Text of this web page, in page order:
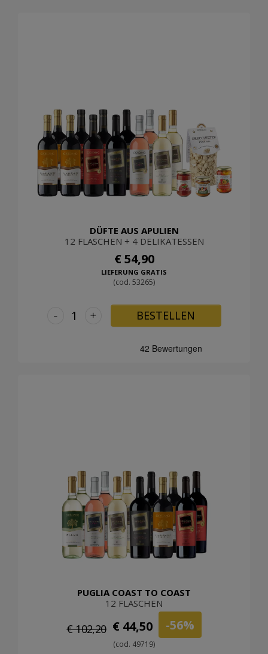
DÜFTE AUS APULIEN
12 FLASCHEN + 4 DELIKATESSEN
€ 54,90
LIEFERUNG GRATIS
(cod. 53265)
+
- BESTELLEN
PUGLIA COAST TO COAST
12 FLASCHEN
€ 102,20 € 44,50 -56%
(cod. 49719)